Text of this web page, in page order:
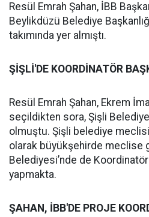
Resül Emrah Şahan, İBB
Beylikdüzü Belediye
takımında yer almıştı.
ŞİŞLİ'DE KOORDİNATÖR
Resül Emrah Şahan, Ekrem
seçildikten sora, Şişli
olmuştu. Şişli belediye
olarak büyükşehirde meclise
Belediyesi’nde de Koordinatör
yapmakta.
ŞAHAN, İBB'DE PROJE